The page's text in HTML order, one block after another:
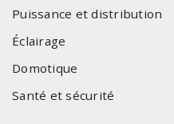
Puissance et distribution
Éclairage
Domotique
Santé et sécurité